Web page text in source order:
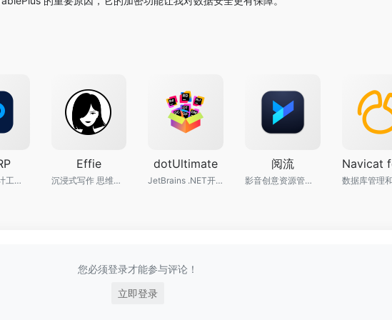
产品原型设计工具 支持在线交互团队协作
Effie
沉浸式写作 思维导图工具
dotUltimate
JetBrains .NET开发工具合集 VS拓展
阅流
影音创意资源管理 协同工作流平台
您必须登录才能参与评论！
立即登录